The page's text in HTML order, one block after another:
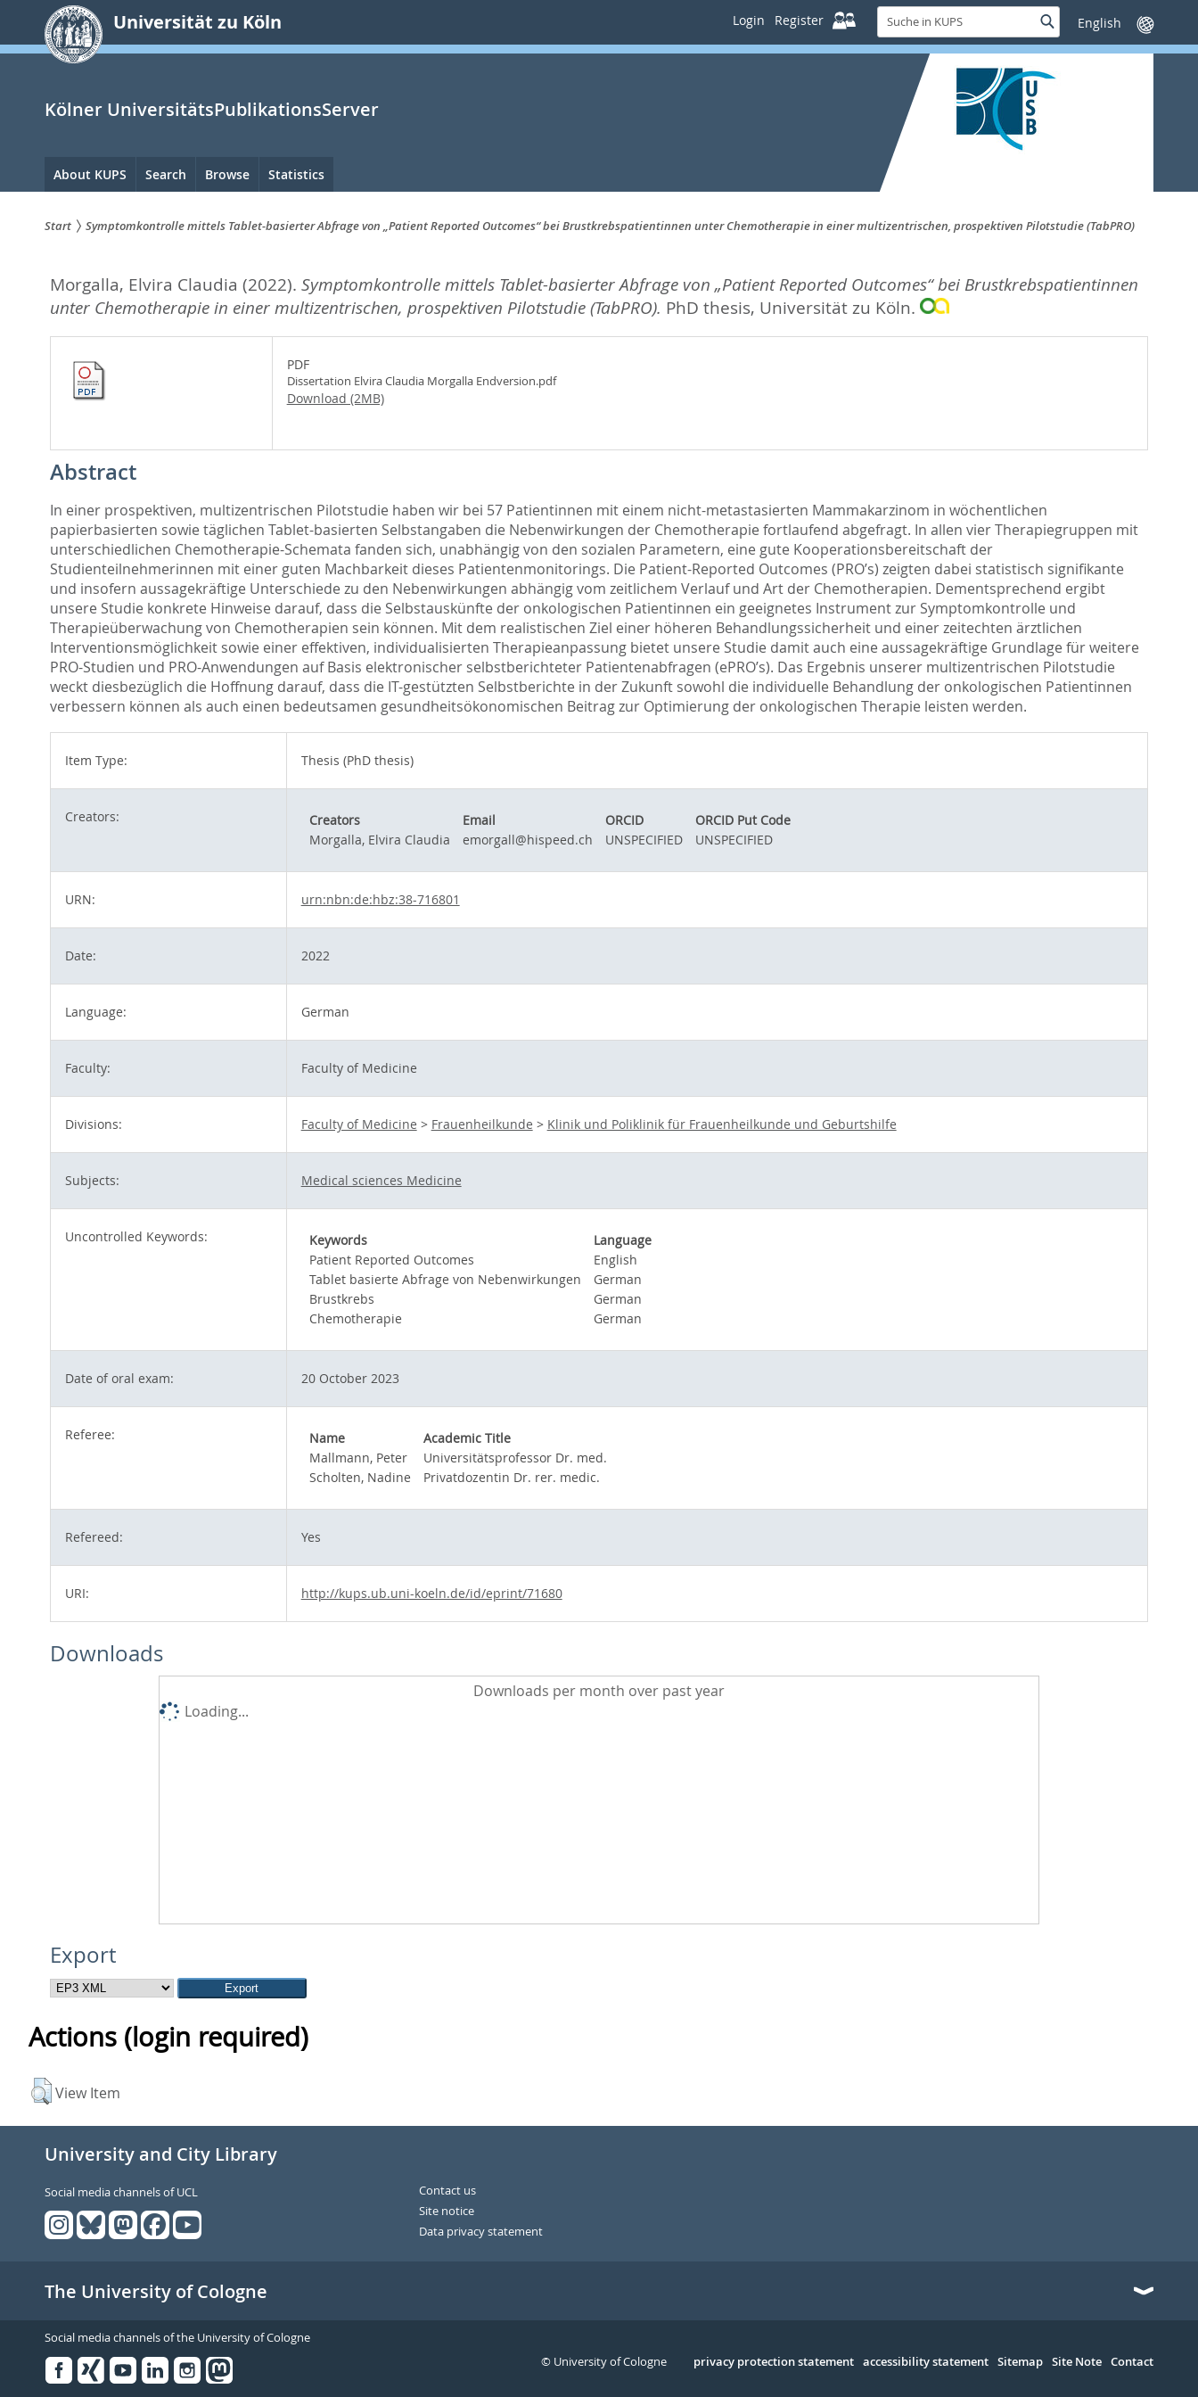
springen
Universität zu Köln Login Register
Suche
in
KUPS
SucheSprache
wechseln
Kölner UniversitätsPublikationsServer
Hauptnavigation
About KUPS Search Browse Statistics
sind
hier:
Start Symptomkontrolle mittels Tablet-basierter Abfrage von „Patient Reported Outcomes“ bei Brustkrebspatientinnen unter Chemotherapie in einer multizentrischen, prospektiven Pilotstudie (TabPRO)
Morgalla, Elvira Claudia (2022). Symptomkontrolle mittels Tablet-basierter Abfrage von „Patient Reported Outcomes“ bei Brustkrebspatientinnen
unter Chemotherapie in einer multizentrischen, prospektiven Pilotstudie (TabPRO). PhD thesis, Universität zu Köln.
PDF
Dissertation Elvira Claudia Morgalla Endversion.pdf
Download (2MB)
Abstract
In einer prospektiven, multizentrischen Pilotstudie haben wir bei 57 Patientinnen mit einem nicht-metastasierten Mammakarzinom in wöchentlichen
papierbasierten sowie täglichen Tablet-basierten Selbstangaben die Nebenwirkungen der Chemotherapie fortlaufend abgefragt. In allen vier Therapiegruppen mit
unterschiedlichen Chemotherapie-Schemata fanden sich, unabhängig von den sozialen Parametern, eine gute Kooperationsbereitschaft der
Studienteilnehmerinnen mit einer guten Machbarkeit dieses Patientenmonitorings. Die Patient-Reported Outcomes (PRO’s) zeigten dabei statistisch signifikante
und insofern aussagekräftige Unterschiede zu den Nebenwirkungen abhängig vom zeitlichem Verlauf und Art der Chemotherapien. Dementsprechend ergibt
unsere Studie konkrete Hinweise darauf, dass die Selbstauskünfte der onkologischen Patientinnen ein geeignetes Instrument zur Symptomkontrolle und
Therapieüberwachung von Chemotherapien sein können. Mit dem realistischen Ziel einer höheren Behandlungssicherheit und einer zeitechten ärztlichen
Interventionsmöglichkeit sowie einer effektiven, individualisierten Therapieanpassung bietet unsere Studie damit auch eine aussagekräftige Grundlage für weitere
PRO-Studien und PRO-Anwendungen auf Basis elektronischer selbstberichteter Patientenabfragen (ePRO’s). Das Ergebnis unserer multizentrischen Pilotstudie
weckt diesbezüglich die Hoffnung darauf, dass die IT-gestützten Selbstberichte in der Zukunft sowohl die individuelle Behandlung der onkologischen Patientinnen
verbessern können als auch einen bedeutsamen gesundheitsökonomischen Beitrag zur Optimierung der onkologischen Therapie leisten werden.
Item Type: Thesis (PhD thesis)
Creators: Creators Email ORCID
ORCID Put Code
Morgalla, Elvira Claudia
emorgall@hispeed.ch UNSPECIFIED UNSPECIFIED
URN: urn:nbn:de:hbz:38-716801
Date: 2022
Language: German
Faculty: Faculty of Medicine
Divisions: Faculty of Medicine > Frauenheilkunde > Klinik und Poliklinik für Frauenheilkunde und Geburtshilfe
Subjects: Medical sciences Medicine
Uncontrolled Keywords: Keywords
Language
Patient Reported Outcomes
English
Tablet basierte Abfrage von Nebenwirkungen
German
Brustkrebs
German
Chemotherapie
German
Date of oral exam: 20 October 2023
Referee: Name
Academic Title
Mallmann, Peter
Universitätsprofessor Dr. med.
Scholten, Nadine
Privatdozentin Dr. rer. medic.
Refereed: Yes
URI: http://kups.ub.uni-koeln.de/id/eprint/71680
Downloads
Downloads per month over past year
Loading...
Export
Actions (login required)
View Item
University and City Library
Social media channels of UCL
Contact us
Site notice
Data privacy statement
The University of Cologne
Social media channels of the University of Cologne
Serivce
privacy protection statement accessibility statement Sitemap Site Note Contact
© University of Cologne